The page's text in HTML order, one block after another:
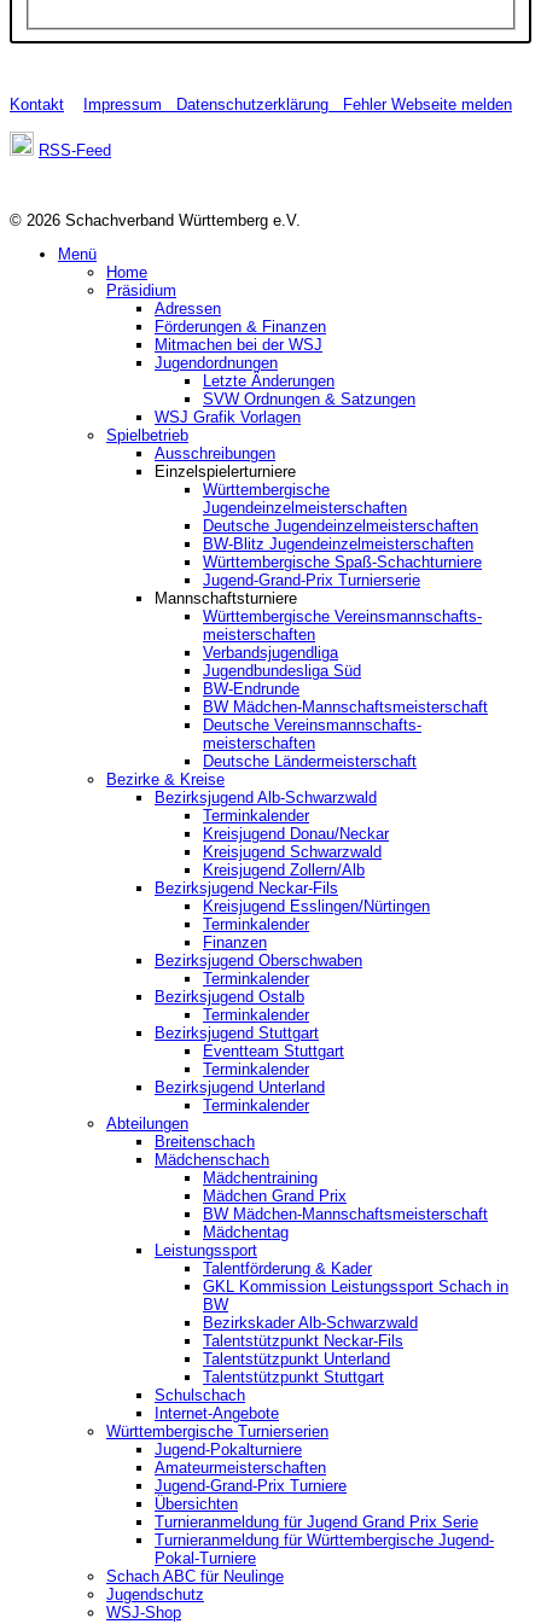
Kontakt Impressum Datenschutzerklärung Fehler Webseite melden
RSS-Feed
© 2026 Schachverband Württemberg e.V.
Menü
Home
Präsidium
Adressen
Förderungen & Finanzen
Mitmachen bei der WSJ
Jugendordnungen
Letzte Änderungen
SVW Ordnungen & Satzungen
WSJ Grafik Vorlagen
Spielbetrieb
Ausschreibungen
Einzelspielerturniere
Württembergische
Jugendeinzelmeisterschaften
Deutsche Jugendeinzelmeisterschaften
BW-Blitz Jugendeinzelmeisterschaften
Württembergische Spaß-Schachturniere
Jugend-Grand-Prix Turnierserie
Mannschaftsturniere
Württembergische Vereinsmannschafts-
meisterschaften
Verbandsjugendliga
Jugendbundesliga Süd
BW-Endrunde
BW Mädchen-Mannschaftsmeisterschaft
Deutsche Vereinsmannschafts-
meisterschaften
Deutsche Ländermeisterschaft
Bezirke & Kreise
Bezirksjugend Alb-Schwarzwald
Terminkalender
Kreisjugend Donau/Neckar
Kreisjugend Schwarzwald
Kreisjugend Zollern/Alb
Bezirksjugend Neckar-Fils
Kreisjugend ‎Esslingen/Nürtingen
Terminkalender
Finanzen
Bezirksjugend Oberschwaben
Terminkalender
Bezirksjugend Ostalb
Terminkalender
Bezirksjugend Stuttgart
‎Eventteam Stuttgart
Terminkalender
Bezirksjugend Unterland
Terminkalender
Abteilungen
Breitenschach
Mädchenschach
Mädchentraining
Mädchen Grand Prix
BW Mädchen-Mannschaftsmeisterschaft
Mädchentag
Leistungssport
Talentförderung & Kader
GKL Kommission Leistungssport Schach in
BW
Bezirkskader Alb-Schwarzwald
Talentstützpunkt Neckar-Fils
Talentstützpunkt Unterland
Talentstützpunkt Stuttgart
Schulschach
Internet-Angebote
Württembergische Turnierserien
Jugend-Pokalturniere
Amateurmeisterschaften
Jugend-Grand-Prix Turniere
Übersichten
Turnieranmeldung für Jugend Grand Prix Serie
Turnieranmeldung für Württembergische Jugend-
Pokal-Turniere
Schach ABC für Neulinge
Jugendschutz
WSJ-Shop